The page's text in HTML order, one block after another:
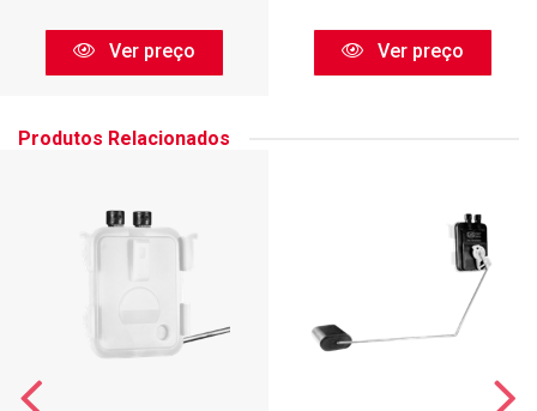
Ver preço Ver preço
Produtos Relacionados